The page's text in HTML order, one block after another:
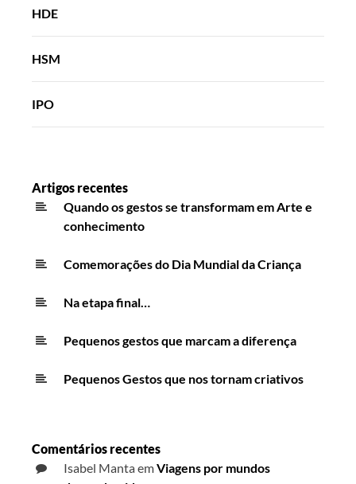
HDE
HSM
IPO
Artigos recentes
Quando os gestos se transformam em Arte e
conhecimento
Comemorações do Dia Mundial da Criança
Na etapa final…
Pequenos gestos que marcam a diferença
Pequenos Gestos que nos tornam criativos
Comentários recentes
Isabel MantaemViagens por mundos